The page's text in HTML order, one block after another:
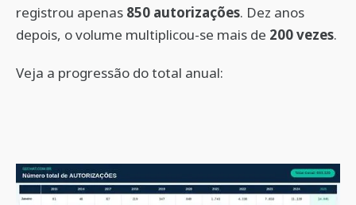
registrou apenas 850 autorizações. Dez anos
depois, o volume multiplicou-se mais de 200 vezes.
Veja a progressão do total anual: